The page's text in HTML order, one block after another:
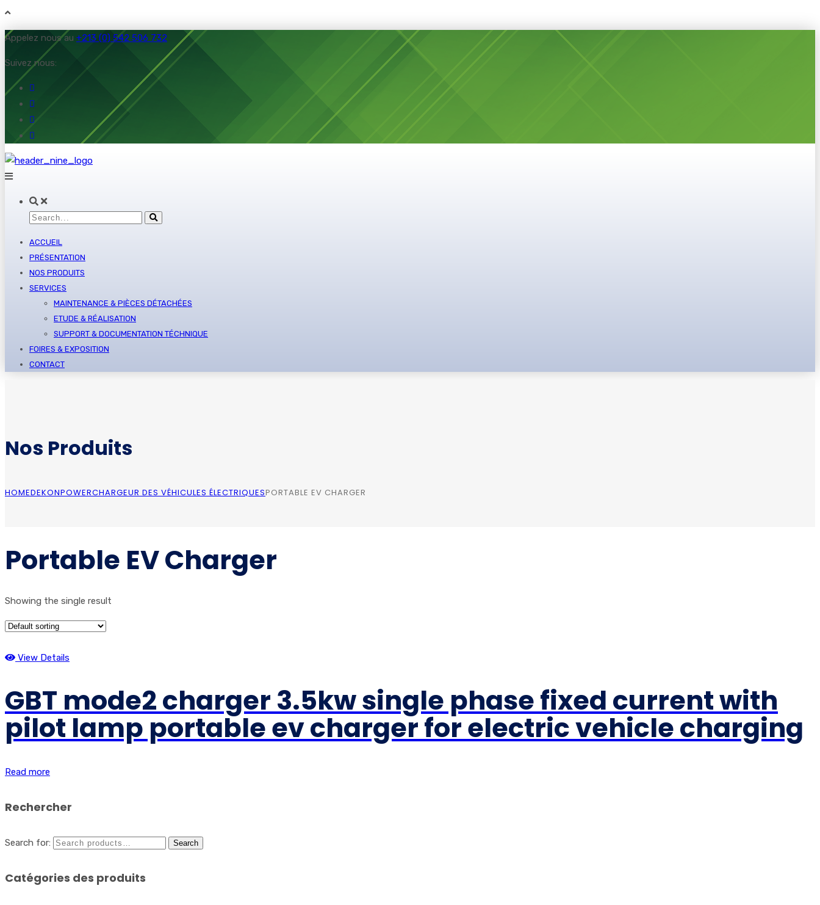
Appelez nous au +213 (0) 542 506 732
Suivez nous:
ACCUEIL
PRÉSENTATION
NOS PRODUITS
SERVICES
MAINTENANCE & PIÈCES DÉTACHÉES
ETUDE & RÉALISATION
SUPPORT & DOCUMENTATION TÉCHNIQUE
FOIRES & EXPOSITION
CONTACT
Nos Produits
HOMEDEKONPOWERCHARGEUR DES VÉHICULES ÉLECTRIQUESPORTABLE EV CHARGER
Portable EV Charger
Showing the single result
View Details
GBT mode2 charger 3.5kw single phase fixed current with
pilot lamp portable ev charger for electric vehicle charging
Read more
Rechercher
Search for: Search
Catégories des produits